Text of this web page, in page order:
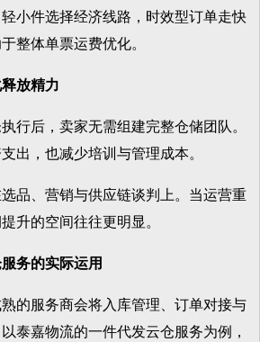
小件选择经济线路，时效型订单走快
整体单票运费优化。
放精力
后，卖家无需组建完整仓储团队。
出，也减少培训与管理成本。
、营销与供应链谈判上。当运营重
升的空间往往更明显。
务的实际运用
服务商会将入库管理、订单对接与
泰嘉物流的一件代发云仓服务为例，